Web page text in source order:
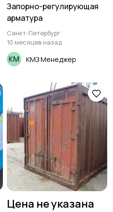
Запорно-регулирующая
арматура
Санкт-Петербург
10 месяцев назад
КМЗ Менеджер
Цена не указана